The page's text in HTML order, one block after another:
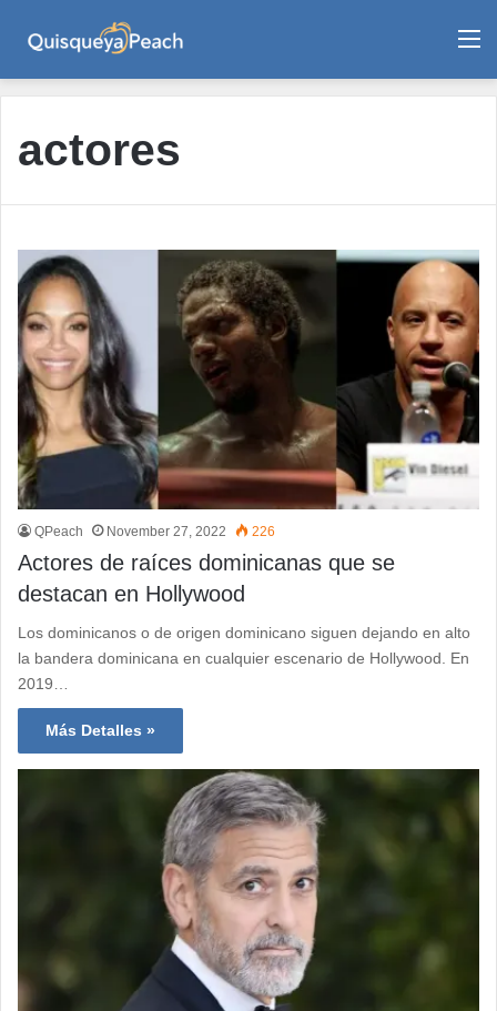
actores
QPeach November 27, 2022 226
Actores de raíces dominicanas que se
destacan en Hollywood
Los dominicanos o de origen dominicano siguen dejando en alto
la bandera dominicana en cualquier escenario de Hollywood. En
2019…
Más Detalles »